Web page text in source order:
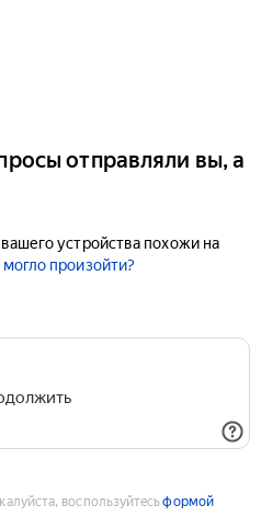
отправляли вы, а
устройства похожи на
произойти?
воспользуйтесьформой